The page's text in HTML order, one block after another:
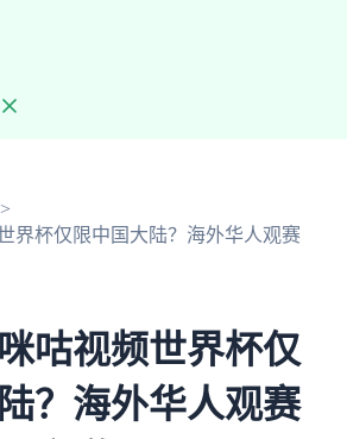
界杯仅限中国大陆？海外华人观赛
咕视频世界杯仅
？海外华人观赛